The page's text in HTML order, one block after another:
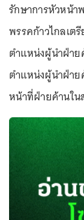
รักษาการหัวหน้
พรรคก้าวไกลเต
ตำแหน่งผู้นำฝ่า
ตำแหน่งผู้นำฝ่า
หน้าที่ฝ่ายค้านใ